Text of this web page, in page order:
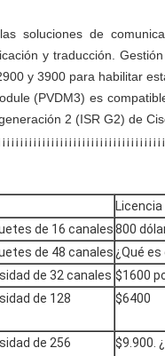
soluciones de
y traducción.
y 3900 para habilitar
(PVDM3) es
2 (ISR G2) de
Licencia
de 16 canales800
de 48 canales¿Qué es
de 32 canales $1600
de 128
$6400
de 256
$9.900.